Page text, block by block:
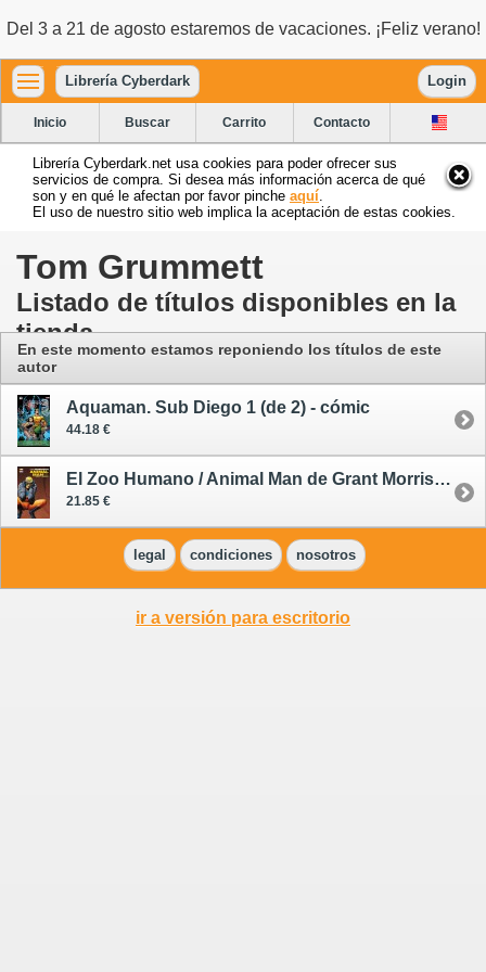
Del 3 a 21 de agosto estaremos de vacaciones. ¡Feliz verano!
Librería Cyberdark Login
Inicio Buscar Carrito Contacto
Librería Cyberdark.net usa cookies para poder ofrecer sus
servicios de compra. Si desea más información acerca de qué
son y en qué le afectan por favor pinche aquí
El uso de nuestro sitio web implica la aceptación de estas cookies.
Tom Grummett
Listado de títulos disponibles en la
tienda
En este momento estamos reponiendo los títulos de este
autor
Aquaman. Sub Diego 1 (de 2) - cómic
44.18 €
El Zoo Humano / Animal Man de Grant Morrison 1 - cómic
21.85 €
legal condiciones nosotros
ir a versión para escritorio